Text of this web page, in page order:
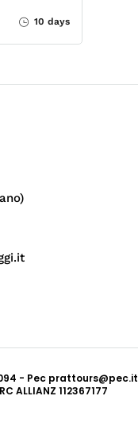
10 days
- Pec prattours@pec.it
ALLIANZ 112367177